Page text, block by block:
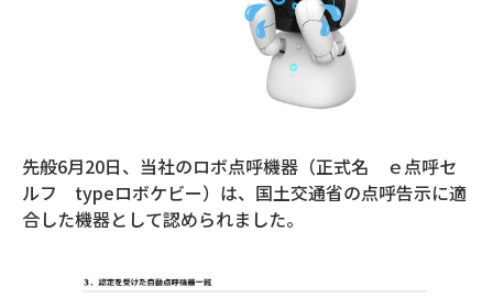
先般6月20日、当社のロボ点呼機器（正式名 ｅ点呼セ
ルフ typeロボケビー）は、国土交通省の点呼告示に適
合した機器として認められました。